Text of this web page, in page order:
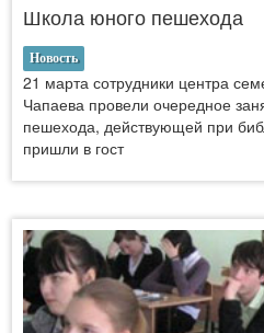
Школа юного пешехода
Новость
21 марта сотрудники центра
Чапаева провели очередное
пешехода, действующей при
пришли в гост